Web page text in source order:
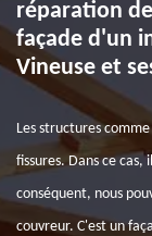
réparation
façade d'un
Vineuse et
Les structures
fissures. Dans ce
conséquent, nous
couvreur. C'est un